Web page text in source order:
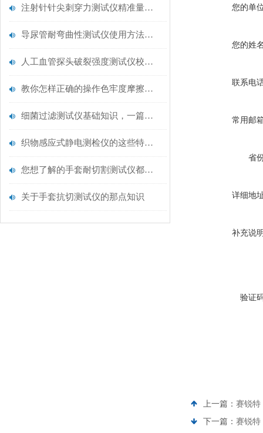
注射针针尖刺穿力测试仪精准量化针尖锋利度，构筑临床安全防线
导尿管耐弯曲性测试仪使用方法与操作规范
人工血管探头破裂强度测试仪校准规范：精准赋能医疗安全的技术基准
教你怎样正确的操作色牢度摩擦测试机
细菌过滤测试仪基础知识，一篇搞定
织物感应式静电测检仪的这些特点很少有人都知道
您想了解的手套耐切割测试仪都在这里了
关于手套抗切测试仪的那点知识
您的单
您的姓
联系电
常用邮
省
详细地
补充说
验证
上一篇： 赛锐特
下一篇： 赛锐特